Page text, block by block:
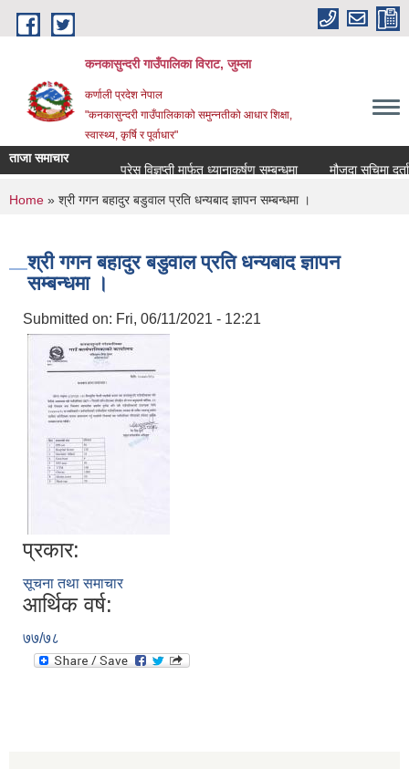
Skip to main content
कनकासुन्दरी गाउँपालिका विराट, जुम्ला
कर्णाली प्रदेश नेपाल
"कनकासुन्दरी गाउँपालिकाको समुन्नतीको आधार शिक्षा,
स्वास्थ्य, कृर्षि र पूर्वाधार"
ताजा समाचार
प्रेस विज्ञप्ती मार्फत ध्यानाकर्षण सम्बन्धमा
मौजुदा सुचिमा दर्ता
You are here
Home » श्री गगन बहादुर बडुवाल प्रति धन्यबाद ज्ञापन सम्बन्धमा ।
श्री गगन बहादुर बडुवाल प्रति धन्यबाद ज्ञापन
सम्बन्धमा ।
Submitted on: Fri, 06/11/2021 - 12:21
प्रकार:
सूचना तथा समाचार
आर्थिक वर्ष:
७७/७८